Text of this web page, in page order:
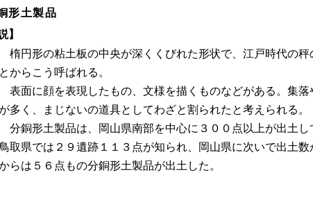
形土製品
】
円形の粘土板の中央が深くくびれた形状で、江戸時代の秤
からこう呼ばれる。
面に顔を表現したもの、文様を描くものなどがある。集落
多く、まじないの道具としてわざと割られたと考えられる。
銅形土製品は、岡山県南部を中心に３００点以上が出土し
取県では２９遺跡１１３点が知られ、岡山県に次いで出土
らは５６点もの分銅形土製品が出土した。